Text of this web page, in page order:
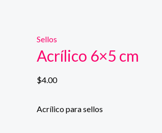
Sellos
Acrílico 6×5 cm
$4.00
Acrílico para sellos